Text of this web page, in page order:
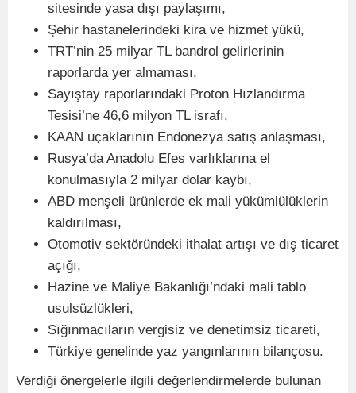
sitesinde yasa dışı paylaşımı,
Şehir hastanelerindeki kira ve hizmet yükü,
TRT’nin 25 milyar TL bandrol gelirlerinin
raporlarda yer almaması,
Sayıştay raporlarındaki Proton Hızlandırma
Tesisi’ne 46,6 milyon TL israfı,
KAAN uçaklarının Endonezya satış anlaşması,
Rusya’da Anadolu Efes varlıklarına el
konulmasıyla 2 milyar dolar kaybı,
ABD menşeli ürünlerde ek mali yükümlülüklerin
kaldırılması,
Otomotiv sektöründeki ithalat artışı ve dış ticaret
açığı,
Hazine ve Maliye Bakanlığı’ndaki mali tablo
usulsüzlükleri,
Sığınmacıların vergisiz ve denetimsiz ticareti,
Türkiye genelinde yaz yangınlarının bilançosu.
Verdiği önergelerle ilgili değerlendirmelerde bulunan